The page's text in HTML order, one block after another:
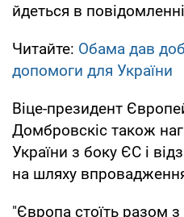
йдеться в
Читайте: Обама дав
допомоги для України
Віце-президент
Домбровскіс також
України з боку ЄС і
на шляху
"Європа стоїть разом